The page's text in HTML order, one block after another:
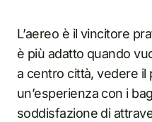
L’aereo è il vincitore
è più adatto quando
a centro città, vedere il
un’esperienza con i
soddisfazione di